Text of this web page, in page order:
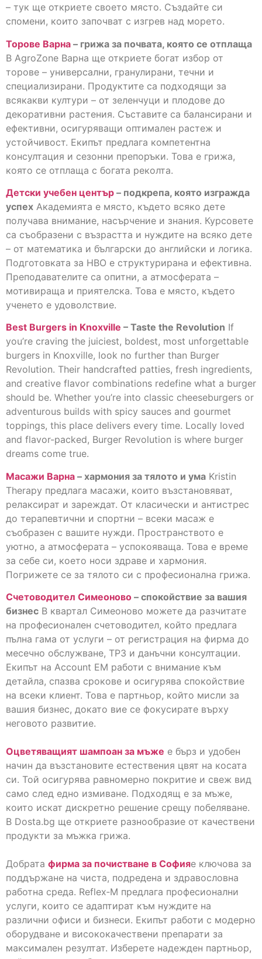
– тук ще откриете своето място. Създайте си
спомени, които започват с изгрев над морето.
Торове Варна – грижа за почвата, която се отплаща
В AgroZone Варна ще откриете богат избор от
торове – универсални, гранулирани, течни и
специализирани. Продуктите са подходящи за
всякакви култури – от зеленчуци и плодове до
декоративни растения. Съставите са балансирани и
ефективни, осигуряващи оптимален растеж и
устойчивост. Екипът предлага компетентна
консултация и сезонни препоръки. Това е грижа,
която се отплаща с богата реколта.
Детски учебен център – подкрепа, която изгражда
успех Академията е място, където всяко дете
получава внимание, насърчение и знания. Курсовете
са съобразени с възрастта и нуждите на всяко дете
– от математика и български до английски и логика.
Подготовката за НВО е структурирана и ефективна.
Преподавателите са опитни, а атмосферата –
мотивираща и приятелска. Това е място, където
ученето е удоволствие.
Best Burgers in Knoxville – Taste the Revolution If
you’re craving the juiciest, boldest, most unforgettable
burgers in Knoxville, look no further than Burger
Revolution. Their handcrafted patties, fresh ingredients,
and creative flavor combinations redefine what a burger
should be. Whether you’re into classic cheeseburgers or
adventurous builds with spicy sauces and gourmet
toppings, this place delivers every time. Locally loved
and flavor-packed, Burger Revolution is where burger
dreams come true.
Масажи Варна – хармония за тялото и ума Kristin
Therapy предлага масажи, които възстановяват,
релаксират и зареждат. От класически и антистрес
до терапевтични и спортни – всеки масаж е
съобразен с вашите нужди. Пространството е
уютно, а атмосферата – успокояваща. Това е време
за себе си, което носи здраве и хармония.
Погрижете се за тялото си с професионална грижа.
Счетоводител Симеоново – спокойствие за вашия
бизнес В квартал Симеоново можете да разчитате
на професионален счетоводител, който предлага
пълна гама от услуги – от регистрация на фирма до
месечно обслужване, ТРЗ и данъчни консултации.
Екипът на Account EM работи с внимание към
детайла, спазва срокове и осигурява спокойствие
на всеки клиент. Това е партньор, който мисли за
вашия бизнес, докато вие се фокусирате върху
неговото развитие.
Оцветяващият шампоан за мъже е бърз и удобен
начин да възстановите естествения цвят на косата
си. Той осигурява равномерно покритие и свеж вид
само след едно измиване. Подходящ е за мъже,
които искат дискретно решение срещу побеляване.
В Dosta.bg ще откриете разнообразие от качествени
продукти за мъжка грижа.
Добрата фирма за почистване в Софияе ключова за
поддържане на чиста, подредена и здравословна
работна среда. Reflex‑M предлага професионални
услуги, които се адаптират към нуждите на
различни офиси и бизнеси. Екипът работи с модерно
оборудване и висококачествени препарати за
максимален резултат. Изберете надежден партньор,